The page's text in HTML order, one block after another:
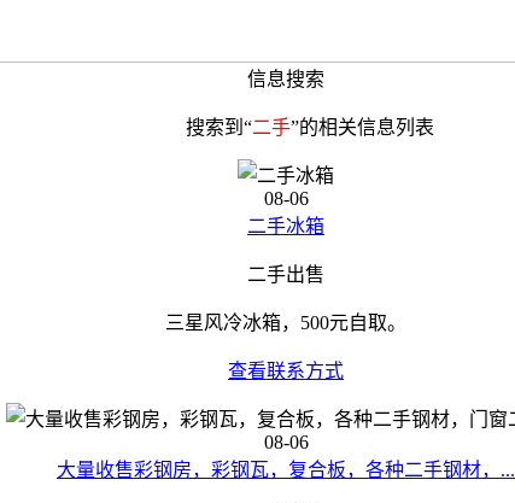
信息搜索
搜索到“二手”的相关信息列表
08-06
二手冰箱
二手出售
三星风冷冰箱，500元自取。
查看联系方式
08-06
大量收售彩钢房，彩钢瓦，复合板，各种二手钢材，...